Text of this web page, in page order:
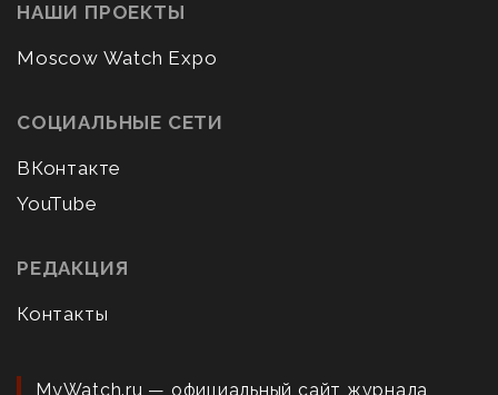
НАШИ ПРОЕКТЫ
Moscow Watch Expo
СОЦИАЛЬНЫЕ СЕТИ
ВКонтакте
YouTube
РЕДАКЦИЯ
Контакты
MyWatch.ru — официальный сайт журнала